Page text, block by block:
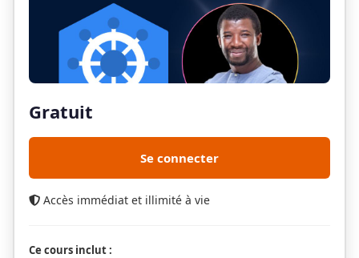
Gratuit
Se connecter
Accès immédiat et illimité à vie
Ce cours inclut :